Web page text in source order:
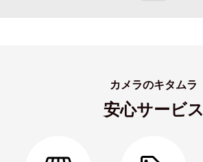
カメラのキタムラ
安心サービス